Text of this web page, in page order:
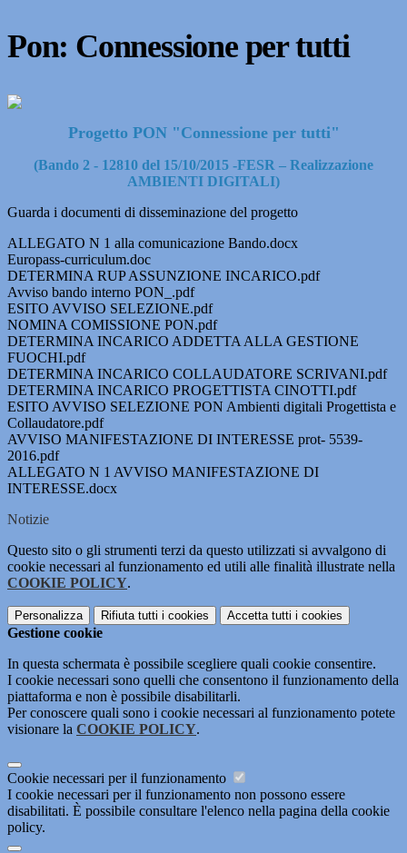
Pon: Connessione per tutti
Progetto PON "Connessione per tutti"
(Bando 2 - 12810 del 15/10/2015 -FESR – Realizzazione
AMBIENTI DIGITALI)
Guarda i documenti di disseminazione del progetto
ALLEGATO N 1 alla comunicazione Bando.docx
Europass-curriculum.doc
DETERMINA RUP ASSUNZIONE INCARICO.pdf
Avviso bando interno PON_.pdf
ESITO AVVISO SELEZIONE.pdf
NOMINA COMISSIONE PON.pdf
DETERMINA INCARICO ADDETTA ALLA GESTIONE
FUOCHI.pdf
DETERMINA INCARICO COLLAUDATORE SCRIVANI.pdf
DETERMINA INCARICO PROGETTISTA CINOTTI.pdf
ESITO AVVISO SELEZIONE PON Ambienti digitali Progettista e
Collaudatore.pdf
AVVISO MANIFESTAZIONE DI INTERESSE prot- 5539-
2016.pdf
ALLEGATO N 1 AVVISO MANIFESTAZIONE DI
INTERESSE.docx
Notizie
Questo sito o gli strumenti terzi da questo utilizzati si avvalgono di
cookie necessari al funzionamento ed utili alle finalità illustrate nella
COOKIE POLICY.
Personalizza Rifiuta tutti i cookies Accetta tutti i cookies
Gestione cookie
In questa schermata è possibile scegliere quali cookie consentire.
I cookie necessari sono quelli che consentono il funzionamento della
piattaforma e non è possibile disabilitarli.
Per conoscere quali sono i cookie necessari al funzionamento potete
visionare la COOKIE POLICY.
Cookie necessari per il funzionamento
I cookie necessari per il funzionamento non possono essere
disabilitati. È possibile consultare l'elenco nella pagina della cookie
policy.